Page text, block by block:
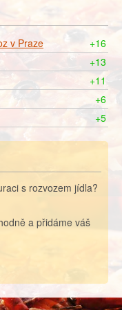
v Praze
+16
+13
+11
+6
+5
s rozvozem jídla?
a přidáme váš